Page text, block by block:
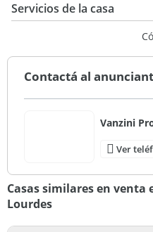
Servicios de la casa
Contactá al
Vanzini
Ver
Casas similares en venta
Lourdes